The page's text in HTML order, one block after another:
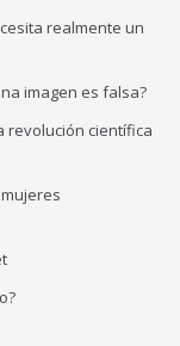
realmente un
imagen es falsa?
revolución científica